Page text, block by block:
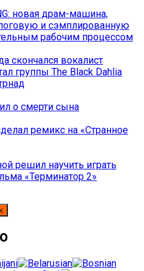
новая драм-машина,
и сэмплированную
рабочим процессом
скончался вокалист
группы The Black Dahlia
о смерти сына
ремикс на «Странное
решил научить играть
«Терминатор 2»